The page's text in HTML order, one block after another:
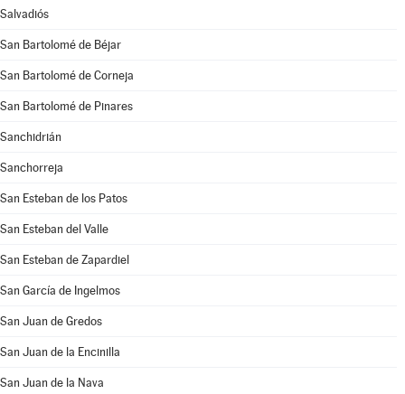
Salvadiós
San Bartolomé de Béjar
San Bartolomé de Corneja
San Bartolomé de Pinares
Sanchidrián
Sanchorreja
San Esteban de los Patos
San Esteban del Valle
San Esteban de Zapardiel
San García de Ingelmos
San Juan de Gredos
San Juan de la Encinilla
San Juan de la Nava